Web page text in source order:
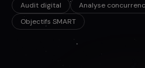
Audit digital Analyse
Objectifs SMART